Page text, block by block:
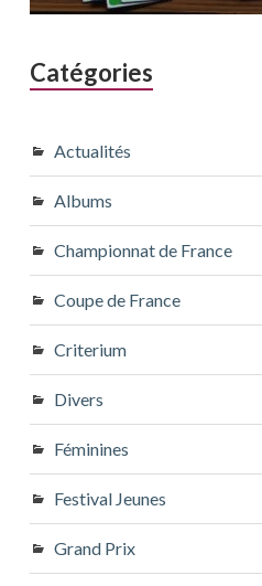
Catégories
Actualités
Albums
Championnat de France
Coupe de France
Criterium
Divers
Féminines
Festival Jeunes
Grand Prix